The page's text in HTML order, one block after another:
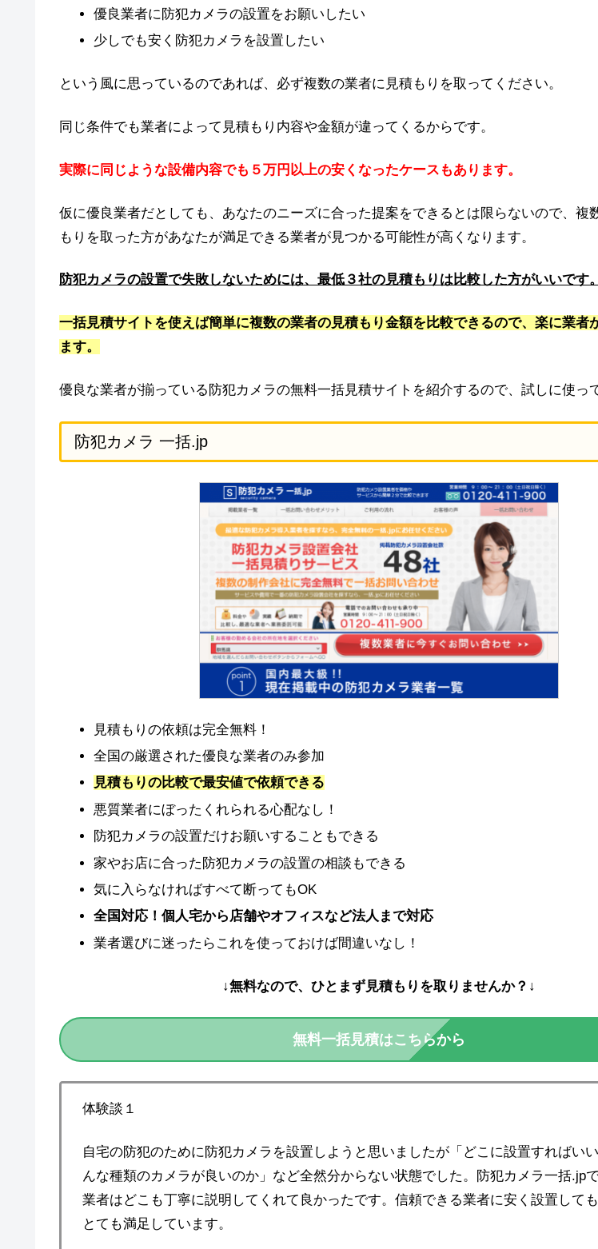
優良業者に防犯カメラの設置をお願いしたい
少しでも安く防犯カメラを設置したい
という風に思っているのであれば、必ず複数の業者に見積もりを取ってください。
同じ条件でも業者によって見積もり内容や金額が違ってくるからです。
実際に同じような設備内容でも５万円以上の安くなったケースもあります。
仮に優良業者だとしても、あなたのニーズに合った提案をできるとは限らないので、複
もりを取った方があなたが満足できる業者が見つかる可能性が高くなります。
防犯カメラの設置で失敗しないためには、最低３社の見積もりは比較した方がいいです。
一括見積サイトを使えば簡単に複数の業者の見積もり金額を比較できるので、楽に業者
ます。
優良な業者が揃っている防犯カメラの無料一括見積サイトを紹介するので、試しに使っ
防犯カメラ 一括.jp
見積もりの依頼は完全無料！
全国の厳選された優良な業者のみ参加
見積もりの比較で最安値で依頼できる
悪質業者にぼったくれられる心配なし！
防犯カメラの設置だけお願いすることもできる
家やお店に合った防犯カメラの設置の相談もできる
気に入らなければすべて断ってもOK
全国対応！個人宅から店舗やオフィスなど法人まで対応
業者選びに迷ったらこれを使っておけば間違いなし！
↓無料なので、ひとまず見積もりを取りませんか？↓
無料一括見積はこちらから
体験談１
自宅の防犯のために防犯カメラを設置しようと思いましたが「どこに設置すればい
んな種類のカメラが良いのか」など全然分からない状態でした。防犯カメラ一括.jp
業者はどこも丁寧に説明してくれて良かったです。信頼できる業者に安く設置して
とても満足しています。